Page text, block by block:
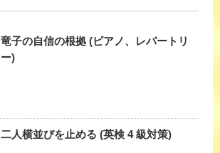
竜子の自信の根拠 (ピアノ、レパートリ
ー)
二人横並びを止める (英検 4 級対策)